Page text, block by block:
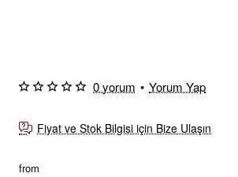
Fiyat ve Stok Bilgisi için Bize Ulaşın
0 yorum • Yorum Yap
from